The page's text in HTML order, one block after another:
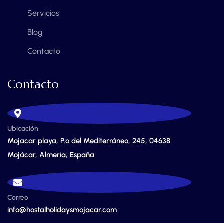
Servicios
Blog
Contacto
Contacto
Ubicación
Mojacar playa, P.º del Mediterráneo, 245, 04638
Mojácar, Almería, España
Correo
info@hostalholidaysmojacar.com